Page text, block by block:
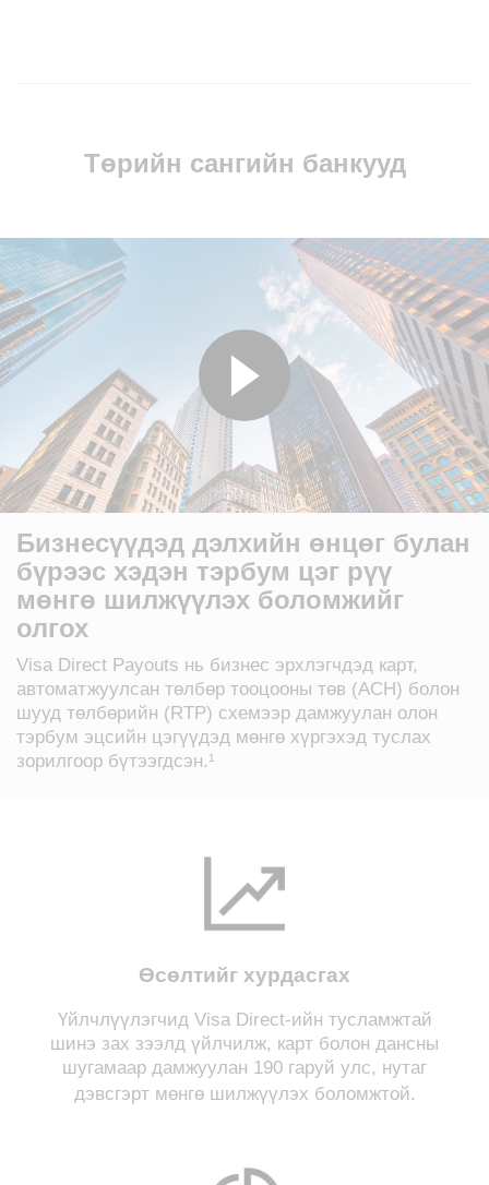
Төрийн сангийн банкууд
Бизнесүүдэд дэлхийн өнцөг булан
бүрээс хэдэн тэрбум цэг рүү
мөнгө шилжүүлэх боломжийг
олгох
Visa Direct Payouts нь бизнес эрхлэгчдэд карт,
автоматжуулсан төлбөр тооцооны төв (ACH) болон
шууд төлбөрийн (RTP) схемээр дамжуулан олон
тэрбум эцсийн цэгүүдэд мөнгө хүргэхэд туслах
зорилгоор бүтээгдсэн.¹
Өсөлтийг хурдасгах
Үйлчлүүлэгчид Visa Direct-ийн тусламжтай
шинэ зах зээлд үйлчилж, карт болон дансны
шугамаар дамжуулан 190 гаруй улс, нутаг
дэвсгэрт мөнгө шилжүүлэх боломжтой.